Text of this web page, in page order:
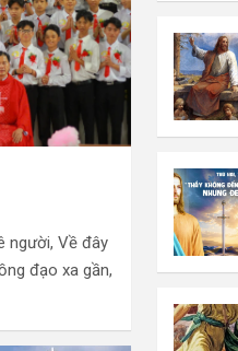
người, Về đây
đạo xa gần,